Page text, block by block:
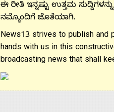
ಈ ರೀತಿ ಇನ್ನಷ್ಟು ಉತ್ತಮ
ನಮ್ಮೊಂದಿಗೆ ಜೊತೆಯಾಗಿ.
News13 strives to publish and
hands with us in this
broadcasting news that shall